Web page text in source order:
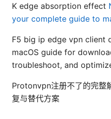
K edge absorption effect
your complete guide to
F5 big ip edge vpn client
macOS guide for
troubleshoot, and
Protonvpn注册不了的完整
复与替代方案